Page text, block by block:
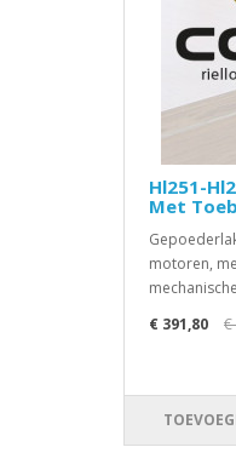
Hl251-
Met
motoren,
€ 391,80
€